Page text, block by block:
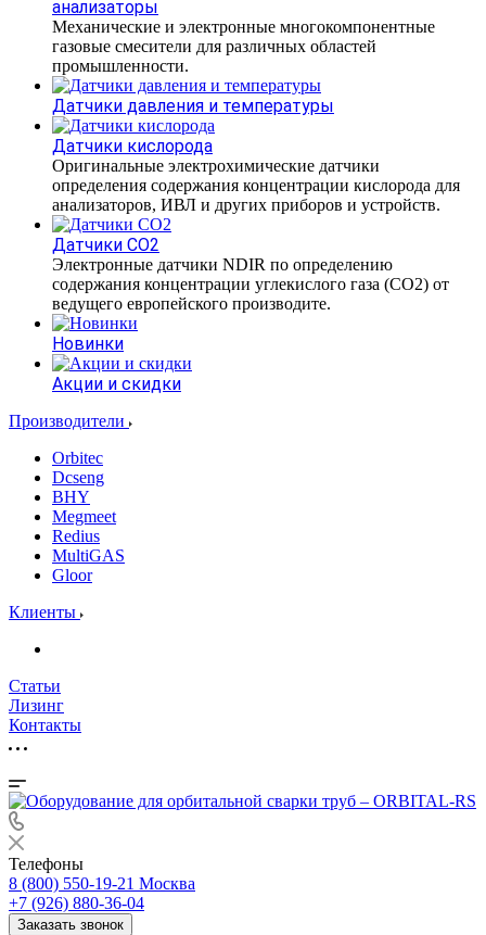
анализаторы
Механические и электронные многокомпонентные
газовые смесители для различных областей
промышленности.
Датчики давления и температуры
Датчики кислорода
Оригинальные электрохимические датчики
определения содержания концентрации кислорода для
анализаторов, ИВЛ и других приборов и устройств.
Датчики CO2
Электронные датчики NDIR по определению
содержания концентрации углекислого газа (СО2) от
ведущего европейского производите.
Новинки
Акции и скидки
Производители
Orbitec
Dcseng
BHY
Megmeet
Redius
MultiGAS
Gloor
Клиенты
Статьи
Лизинг
Контакты
Телефоны
8 (800) 550-19-21 Москва
+7 (926) 880-36-04
Заказать звонок